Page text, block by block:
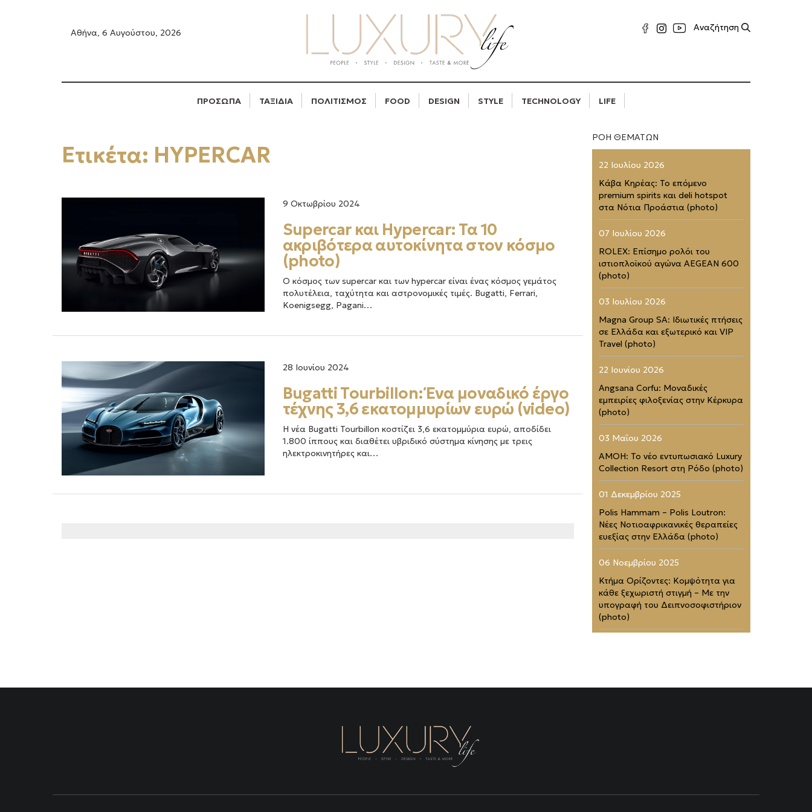
Αθήνα, 6 Αυγούστου, 2026
ΠΡΟΣΩΠΑ ΤΑΞΙΔΙΑ ΠΟΛΙΤΙΣΜΟΣ FOOD DESIGN STYLE TECHNOLOGY LIFE
Ετικέτα: HYPERCAR
9 Οκτωβρίου 2024
Supercar και Hypercar: Τα 10
ακριβότερα αυτοκίνητα στον κόσμο
(photo)
Ο κόσμος των supercar και των hypercar είναι ένας κόσμος γεμάτος
πολυτέλεια, ταχύτητα και αστρονομικές τιμές. Bugatti, Ferrari,
Koenigsegg, Pagani…
28 Ιουνίου 2024
Bugatti Tourbillon: Ένα μοναδικό έργο
τέχνης 3,6 εκατομμυρίων ευρώ (video)
Η νέα Bugatti Tourbillon κοστίζει 3,6 εκατομμύρια ευρώ, αποδίδει
1.800 ίππους και διαθέτει υβριδικό σύστημα κίνησης με τρεις
ηλεκτροκινητήρες και…
ΡΟΗ ΘΕΜΑΤΩΝ
22 Ιουλίου 2026
Κάβα Κηρέας: Το επόμενο
premium spirits και deli hotspot
στα Νότια Προάστια (photo)
07 Ιουλίου 2026
ROLEX: Επίσημο ρολόι του
ιστιοπλοϊκού αγώνα AEGEAN 600
(photo)
03 Ιουλίου 2026
Magna Group SA: Ιδιωτικές πτήσεις
σε Ελλάδα και εξωτερικό και VIP
Travel (photo)
22 Ιουνίου 2026
Angsana Corfu: Μοναδικές
εμπειρίες φιλοξενίας στην Κέρκυρα
(photo)
03 Μαΐου 2026
AMOH: Το νέο εντυπωσιακό Luxury
Collection Resort στη Ρόδο (photo)
01 Δεκεμβρίου 2025
Polis Hammam – Polis Loutron:
Νέες Νοτιοαφρικανικές θεραπείες
ευεξίας στην Ελλάδα (photo)
06 Νοεμβρίου 2025
Κτήμα Ορίζοντες: Κομψότητα για
κάθε ξεχωριστή στιγμή – Με την
υπογραφή του Δειπνοσοφιστήριον
(photo)
πιο εντυπωσιακά rooftops της